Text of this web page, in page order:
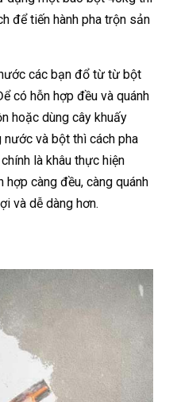
để tiến hành pha trộn sản
các bạn đổ từ từ bột
có hỗn hợp đều và quánh
hoặc dùng cây khuấy
và bột thì cách pha
là khâu thực hiện
hợp càng đều, càng quánh
và dễ dàng hơn.